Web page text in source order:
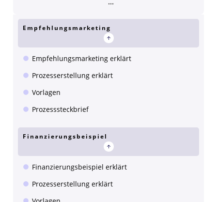
Empfehlungsmarketing
Empfehlungsmarketing erklärt
Prozesserstellung erklärt
Vorlagen
Prozesssteckbrief
Finanzierungsbeispiel
Finanzierungsbeispiel erklärt
Prozesserstellung erklärt